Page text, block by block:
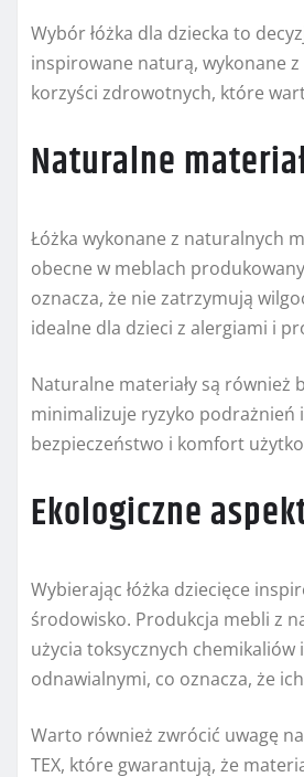
Wybór łóżka dla dziecka to
inspirowane naturą, wykonane z
korzyści zdrowotnych, które
Naturalne
Łóżka wykonane z naturalnych
obecne w meblach
oznacza, że nie zatrzymują
idealne dla dzieci z alergiami i
Naturalne materiały są również
minimalizuje ryzyko podrażnień
bezpieczeństwo i komfort
Ekologiczne
Wybierając łóżka dziecięce
środowisko. Produkcja mebli z
użycia toksycznych chemikaliów
odnawialnymi, co oznacza, że
Warto również zwrócić uwagę
TEX, które gwarantują, że